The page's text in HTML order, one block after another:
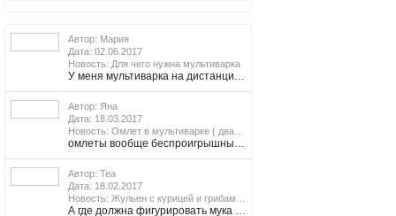
Автор: Мария
Дата: 02.06.2017
Новость: Для чего нужна мультиварка
У меня мультиварка на дистанционном управлении (с телефона могу все происходящее с ней отслеживать). Долго выбирала между фирмами и функциональными особенностями, остановилась на Редмонд (кстати, у других фирм такой функции не встречала вообще). Мне нравится, что можно не стоять над мультиваркой и не следить за готовкой. Мксимум 1 раз подхожу к ней пока еда готовится.
Автор: Яна
Дата: 18.03.2017
омлеты вообще беспроигрышный вариант, часто готовлю но в основном на сковороде которая у меня в комплекте с мультиваркой. пользуюсь Редмонд Мастерфрай и практически как на плите готовлю
Автор: Теа
Дата: 18.02.2017
А где должна фигурировать мука в первом рецепте жульена?